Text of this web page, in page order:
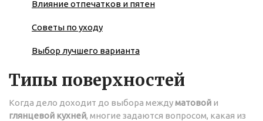
Влияние отпечатков и пятен
Советы по уходу
Выбор лучшего варианта
Типы поверхностей
Когда дело доходит до выбора междуматовой и
глянцевой кухней, многие задаются вопросом, какая из